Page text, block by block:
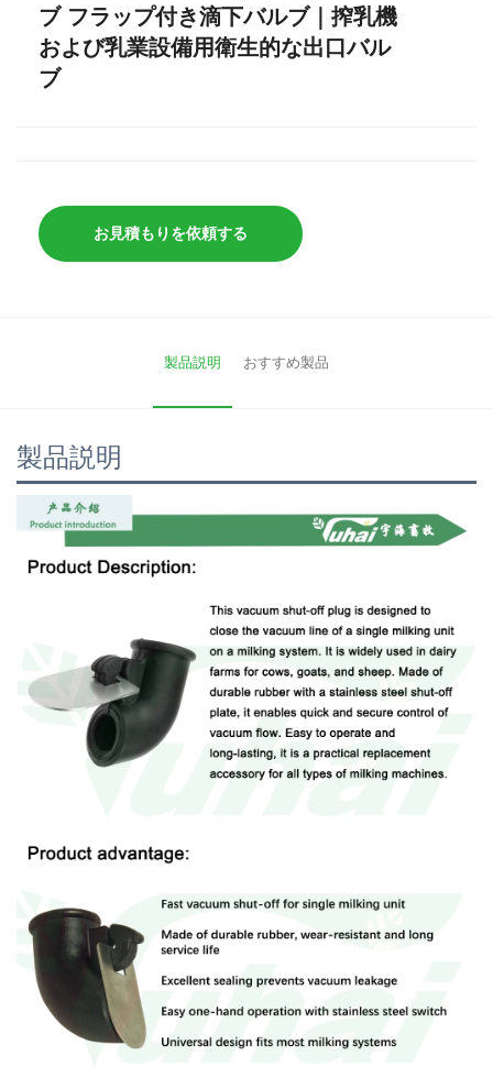
ブ フラップ付き滴下バルブ｜搾乳機
および乳業設備用衛生的な出口バル
ブ
お見積もりを依頼する
製品説明 おすすめ製品
製品説明